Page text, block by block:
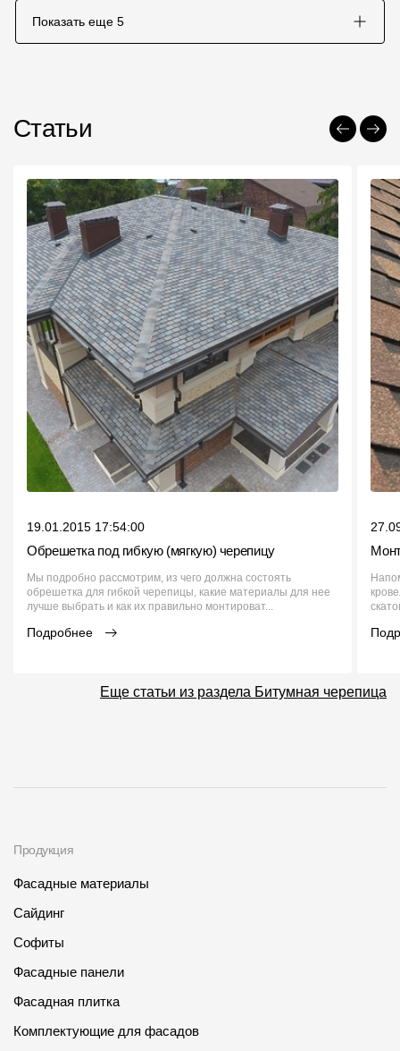
Показать еще 5
Статьи
19.01.2015 17:54:00
Обрешетка под гибкую (мягкую) черепицу
Мы подробно рассмотрим, из чего должна состоять
обрешетка для гибкой черепицы, какие материалы для нее
лучше выбрать и как их правильно монтироват...
Подробнее
Еще статьи из раздела Битумная черепица
Продукция
Фасадные материалы
Сайдинг
Софиты
Фасадные панели
Фасадная плитка
Комплектующие для фасадов